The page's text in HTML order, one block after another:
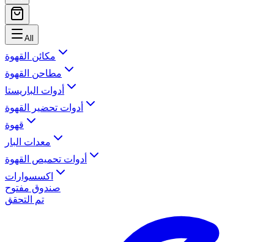
All
مكائن القهوة
مطاحن القهوة
أدوات الباريستا
أدوات تحضير القهوة
قهوة
معدات البار
أدوات تحميص القهوة
اكسسوارات
صندوق مفتوح
تم التحقق